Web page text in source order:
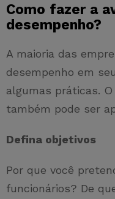
Como fazer a
desempenho?
A maioria das
desempenho em
algumas práticas.
também pode ser
Defina objetivos
Por que você
funcionários? De